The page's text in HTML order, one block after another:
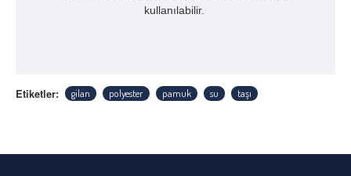
kullanılabilir.
Etiketler: gilan polyester pamuk su taşı